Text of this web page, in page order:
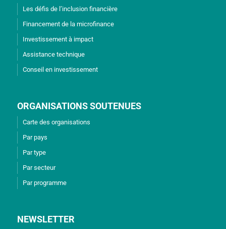
Les défis de l’inclusion financière
Financement de la microfinance
Investissement à impact
Assistance technique
Conseil en investissement
ORGANISATIONS SOUTENUES
Carte des organisations
Par pays
Par type
Par secteur
Par programme
NEWSLETTER